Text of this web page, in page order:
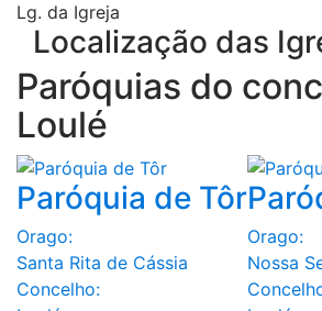
Lg. da Igreja
Localização das
Paróquias do
Loulé
Paróquia de Tôr
Orago:
Santa Rita de Cássia
Concelho:
Orago:
Nossa